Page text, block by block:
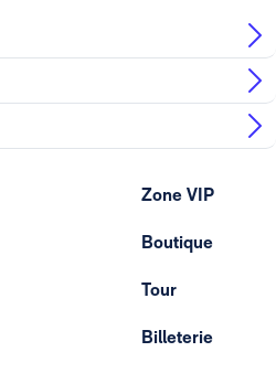
Zone VIP
Boutique
Tour
Billeterie